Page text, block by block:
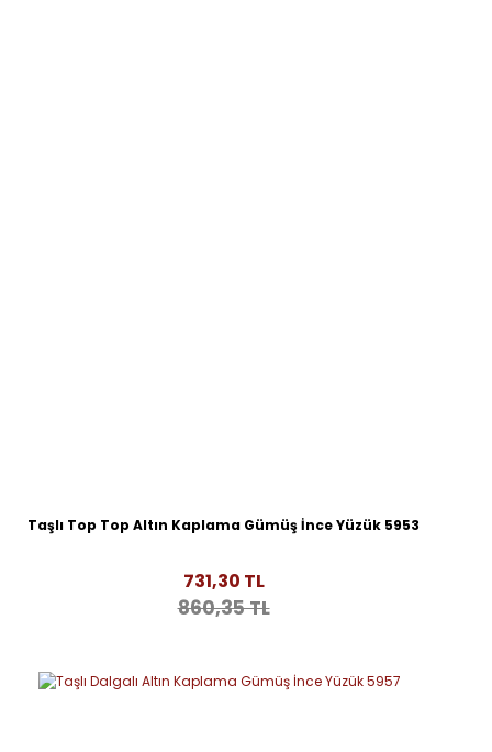
Taşlı Top Top Altın Kaplama Gümüş İnce Yüzük 5953
731,30 TL
860,35 TL